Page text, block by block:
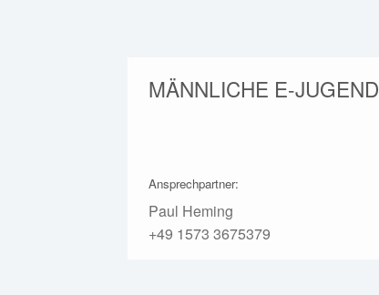
MÄNNLICHE E-JUGEND
Ansprechpartner:
Paul Heming
+49 1573 3675379